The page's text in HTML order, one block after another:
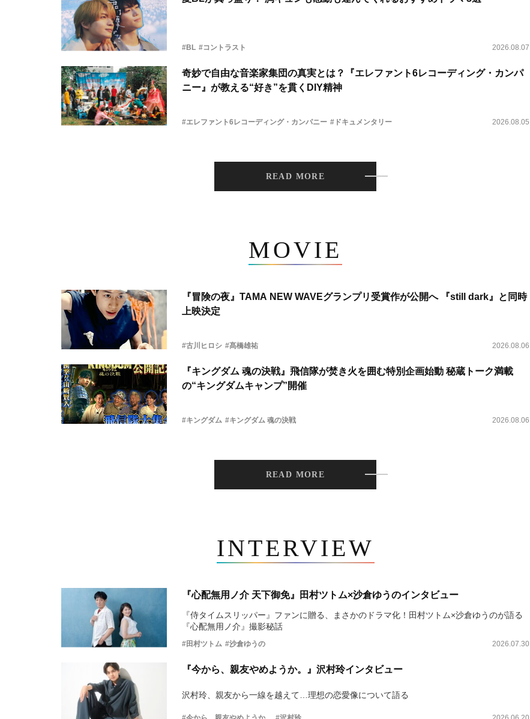
#BL #コントラスト 2026.08.07
奇妙で自由な音楽家集団の真実とは？『エレファント6レコーディング・カンパ
ニー』が教える“好き”を貫くDIY精神
#エレファント6レコーディング・カンパニー #ドキュメンタリー 2026.08.05
READ MORE
MOVIE
『冒険の夜』TAMA NEW WAVEグランプリ受賞作が公開へ 『still dark』と同時
上映決定
#古川ヒロシ #髙橋雄祐 2026.08.06
『キングダム 魂の決戦』飛信隊が焚き火を囲む特別企画始動 秘蔵トーク満載
の“キングダムキャンプ”開催
#キングダム #キングダム 魂の決戦 2026.08.06
READ MORE
INTERVIEW
『心配無用ノ介 天下御免』田村ツトム×沙倉ゆうのインタビュー
『侍タイムスリッパー』ファンに贈る、まさかのドラマ化！田村ツトム×沙倉ゆうのが語る
『心配無用ノ介』撮影秘話
#田村ツトム #沙倉ゆうの 2026.07.30
『今から、親友やめようか。』沢村玲インタビュー
沢村玲、親友から一線を越えて…理想の恋愛像について語る